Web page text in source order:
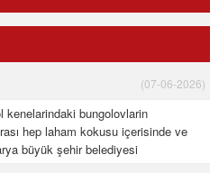
(07-06-2026)
bungolovlarin
hep laham kokusu içerisinde ve
büyük şehir belediyesi